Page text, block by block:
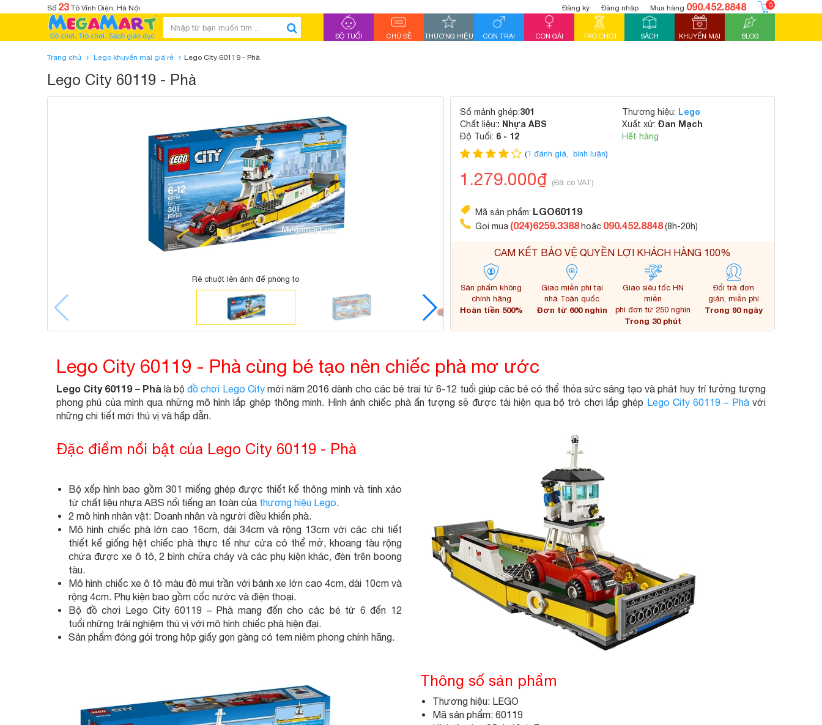
Số 23 Tô Vĩnh Diện, Hà Nội Đăng ký Đăng nhập Mua hàng 090.452.8848 0
ĐỘ TUỔI CHỦ ĐỀ THƯƠNG HIỆU CON TRAI CON GÁI TRÒ CHƠI SÁCH KHUYẾN MẠI BLOG
Trang chủ Lego khuyến mại giá rẻ Lego City 60119 - Phà
Lego City 60119 - Phà
Rê chuột lên ảnh để phóng to
Số mảnh ghép:301
Chất liệu:: Nhựa ABS
Độ Tuổi: 6 - 12
Thương hiệu: Lego
Xuất xứ: Đan Mạch
Hết hàng
(1 đánh giá, bình luận)
1.279.000₫ (Đã có VAT)
CAM KẾT BẢO VỆ QUYỀN LỢI KHÁCH HÀNG 100%
Sản phẩm không
chính hãng
Hoàn tiền 500%
Giao miễn phí tại
nhà Toàn quốc
Đơn từ 600 nghìn
Giao siêu tốc HN
miễn
phí đơn từ 250 nghìn
Trong 30 phút
Đổi trả đơn
giản, miễn phí
Trong 90 ngày
Mã sản phẩm: LGO60119
Gọi mua (024)6259.3388 hoặc 090.452.8848(8h-20h)
Lego City 60119 - Phà cùng bé tạo nên chiếc phà mơ ước
Lego City 60119 – Phà là bộđồ chơi Lego Citymới năm 2016 dành cho các bé trai từ 6-12 tuổi giúp các bé có thể thỏa sức sáng tạo và phát huy trí tưởng tượng
phong phú của mình qua những mô hình lắp ghép thông minh. Hình ảnh chiếc phà ấn tượng sẽ được tái hiện qua bộ trò chơi lắp ghép Lego City 60119 – Phàvới
những chi tiết mới thú vị và hấp dẫn.
Đặc điểm nổi bật của Lego City 60119 - Phà
Bộ xếp hình bao gồm 301 miếng ghép được thiết kế thông minh và tinh xảo
từ chất liệu nhựa ABS nổi tiếng an toàn của thương hiệu Lego.
2 mô hình nhân vật: Doanh nhân và người điều khiển phà.
Mô hình chiếc phà lớn cao 16cm, dài 34cm và rộng 13cm với các chi tiết
thiết kế giống hệt chiếc phà thực tế như cửa có thể mở, khoang tàu rộng
chứa được xe ô tô, 2 bình chữa cháy và các phụ kiện khác, đèn trên boong
tàu.
Mô hình chiếc xe ô tô màu đỏ mui trần với bánh xe lớn cao 4cm, dài 10cm và
rộng 4cm. Phụ kiện bao gồm cốc nước và điện thoại.
Bộ đồ chơi Lego City 60119 – Phà mang đến cho các bé từ 6 đến 12
tuổi những trải nghiệm thú vị với mô hình chiếc phà hiện đại.
Sản phẩm đóng gói trong hộp giấy gọn gàng có tem niêm phong chính hãng.
Thông số sản phẩm
Thương hiệu: LEGO
Mã sản phẩm: 60119